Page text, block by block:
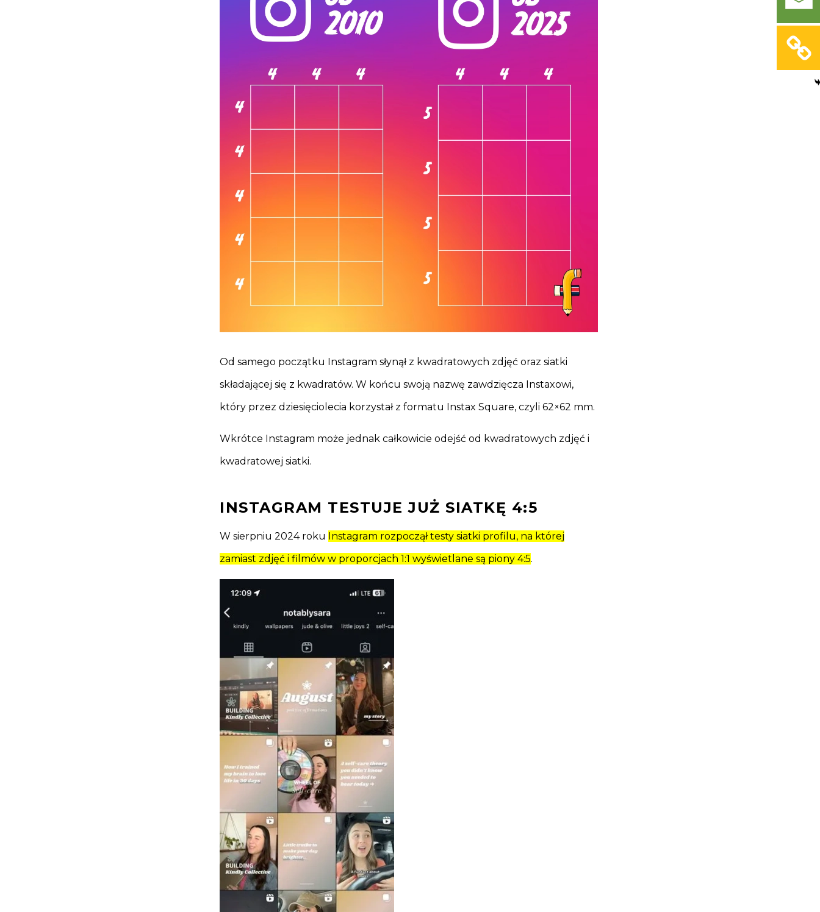
Od samego początku Instagram słynął z kwadratowych zdjęć oraz siatki
składającej się z kwadratów. W końcu swoją nazwę zawdzięcza Instaxowi,
który przez dziesięciolecia korzystał z formatu Instax Square, czyli 62×62 mm.
Wkrótce Instagram może jednak całkowicie odejść od kwadratowych zdjęć i
kwadratowej siatki.
INSTAGRAM TESTUJE JUŻ SIATKĘ 4:5
W sierpniu 2024 roku
Instagram rozpoczął testy siatki profilu, na której
zamiast zdjęć i filmów w proporcjach 1:1 wyświetlane są piony 4:5.